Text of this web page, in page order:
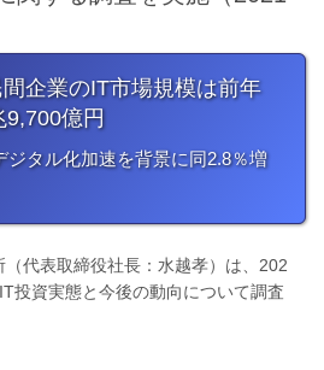
企業のIT市場規模は前年
9,700億円
ジタル化加速を背景に同2.8％増
代表取締役社長：水越孝）は、202
投資実態と今後の動向について調査